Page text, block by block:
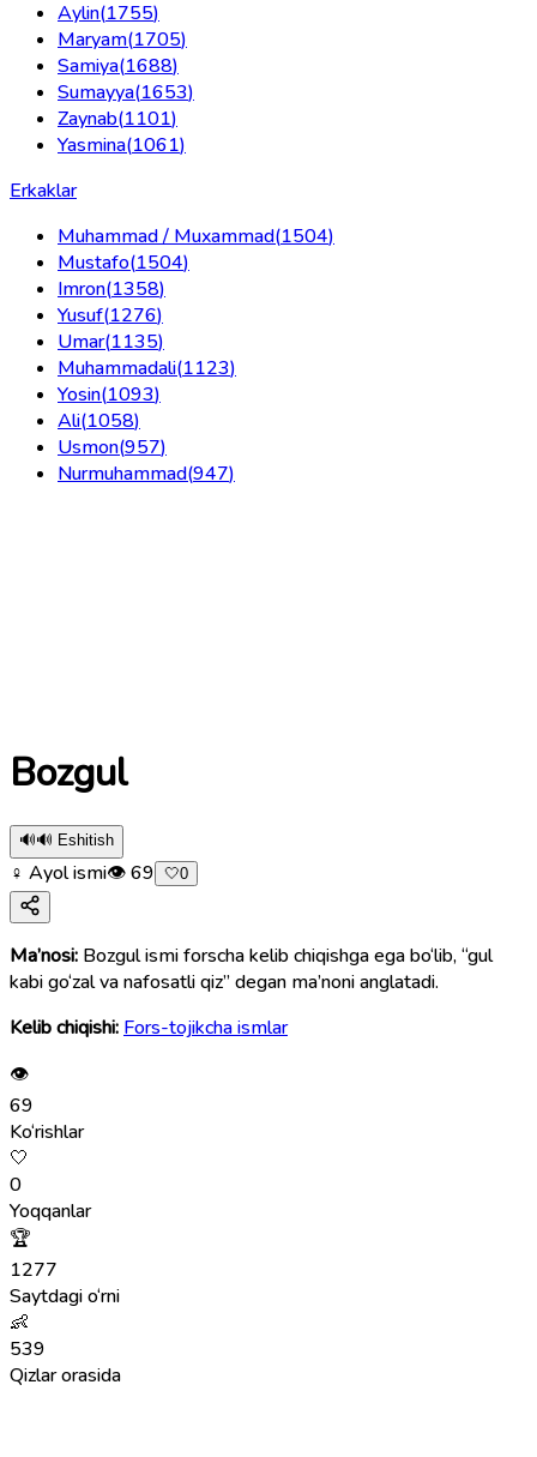
Aylin(1755)
Maryam(1705)
Samiya(1688)
Sumayya(1653)
Zaynab(1101)
Yasmina(1061)
Erkaklar
Muhammad / Muxammad(1504)
Mustafo(1504)
Imron(1358)
Yusuf(1276)
Umar(1135)
Muhammadali(1123)
Yosin(1093)
Ali(1058)
Usmon(957)
Nurmuhammad(947)
Bozgul
🔊🔊 Eshitish
♀ Ayol ismi👁69 🤍0
Ma’nosi: Bozgul ismi forscha kelib chiqishga ega bo‘lib, “gul
kabi go‘zal va nafosatli qiz” degan ma’noni anglatadi.
Kelib chiqishi: Fors-tojikcha ismlar
👁
69
Ko‘rishlar
🤍
0
Yoqqanlar
🏆
1277
Saytdagi o‘rni
👶
539
Qizlar orasida